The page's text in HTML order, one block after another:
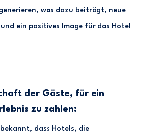
was dazu beiträgt, neue
ein positives Image für das Hotel
der Gäste, für ein
zu zahlen:
dass Hotels, die